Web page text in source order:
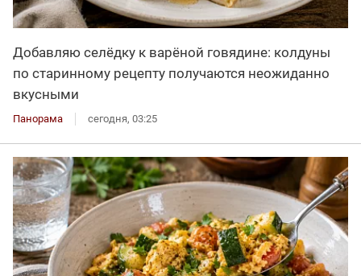
Добавляю селёдку к варёной говядине: колдуны
по старинному рецепту получаются неожиданно
вкусными
Панорама сегодня, 03:25